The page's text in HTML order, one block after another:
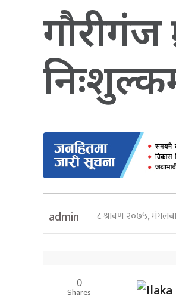
गौरीगंज
admin ८ श्रावण २०७५,
0
Shares